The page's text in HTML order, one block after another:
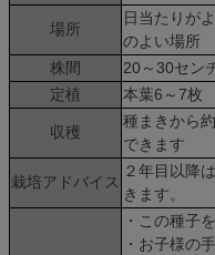
場所
日当たりが
のよい場所
株間
20～30セン
定植
本葉6～7枚
収穫
種まきから
できます
栽培アドバイス
２年目以降
きます。
・この種子
・お子様の